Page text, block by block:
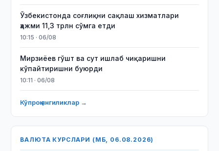
Ўзбекистонда соғлиқни сақлаш хизматлари
ҳажми 11,3 трлн сўмга етди
10:15 · 06/08
Мирзиёев гўшт ва сут ишлаб чиқаришни
кўпайтиришни буюрди
10:11 · 06/08
Кўпроқ янгиликлар →
ВАЛЮТА КУРСЛАРИ (МБ, 06.08.2026)